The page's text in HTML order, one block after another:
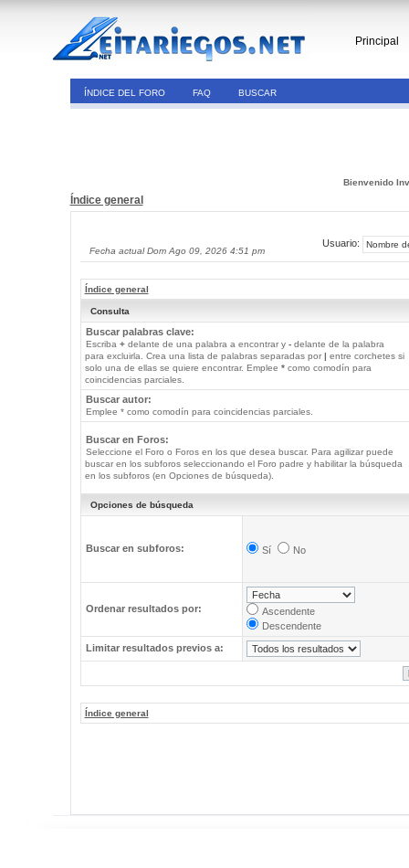
Principal
ÍNDICE DEL FORO FAQ BUSCAR
Bienvenido
Índice general
Fecha actual Dom Ago 09, 2026 4:51 pm
Usuario:
Índice general
Consulta
Buscar palabras clave:
Escriba +delante de una palabra a encontrar y -delante de la palabra
para excluirla. Crea una lista de palabras separadas por | entre corchetes si
solo una de ellas se quiere encontrar. Emplee *como comodín para
coincidencias parciales.
Buscar autor:
Emplee * como comodín para coincidencias parciales.
Buscar en Foros:
Seleccione el Foro o Foros en los que desea buscar. Para agilizar puede
buscar en los subforos seleccionando el Foro padre y habilitar la búsqueda
en los subforos (en Opciones de búsqueda).
Opciones de búsqueda
Buscar en subforos: Sí No
Ordenar resultados por:
Ascendente
Descendente
Limitar resultados previos a:
Índice general